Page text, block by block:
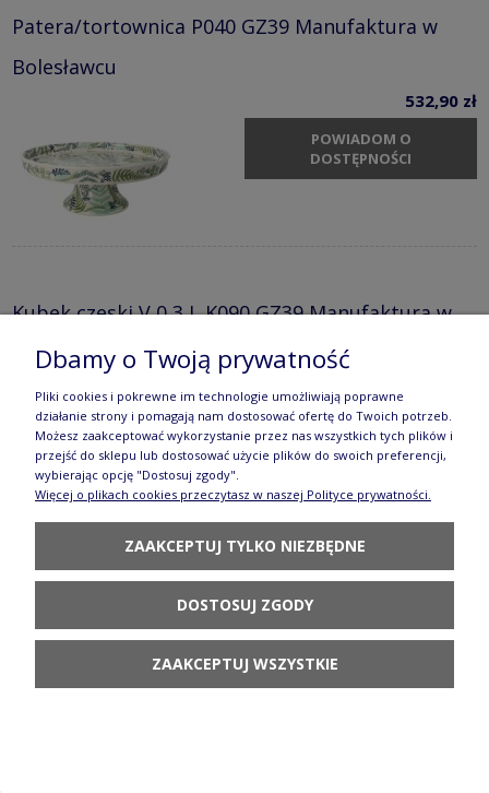
Patera/tortownica P040 GZ39 Manufaktura w
Bolesławcu
532,90 zł
POWIADOM O
DOSTĘPNOŚCI
Kubek czeski V 0,3 L K090 GZ39 Manufaktura w
Bolesławcu
POWIADOM O
DOSTĘPNOŚCI
Filiżanka i spodek V 0,2 L F043 GZ43 Manufaktura
w Bolesławcu
Dbamy o Twoją prywatność
Pliki cookies i pokrewne im technologie umożliwiają poprawne
działanie strony i pomagają nam dostosować ofertę do Twoich potrzeb.
Możesz zaakceptować wykorzystanie przez nas wszystkich tych plików i
przejść do sklepu lub dostosować użycie plików do swoich preferencji,
wybierając opcję "Dostosuj zgody".
Więcej o plikach cookies przeczytasz w naszej Polityce prywatności.
ZAAKCEPTUJ TYLKO NIEZBĘDNE
DOSTOSUJ ZGODY
ZAAKCEPTUJ WSZYSTKIE